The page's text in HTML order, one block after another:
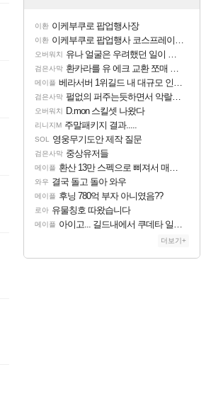
이환 이케부쿠로 팝업행사장
이환 이케부쿠로 팝업행사 코스프레이어들!!
오버워치 유나 얼굴은 우려했던 일이 벌어진 참사 같음
검은사막 환카라를 유 에크 교환 쪼매 서운함..
메이플 베라서버 1위길드 내 대규모 인원이탈종용 추정사건
검은사막 펄없의 퍼주는듯하면서 악랄한 BM 설계
오버워치 D.mon 스킬셋 나왔다
리니지M 주말패키지 결과.....
SOL 영웅무기도안 제작 질문
검은사막 중상유저들
메이플 환산 13만 스펙으로 삐져서 매주 수로 10만점 치고있으면 ㅋㅋ
와우 결국 돌고 돌아 와우
메이플 후닝 780억 부자 아니였음??
로아 유물칭호 따왔습니다
메이플 아이고... 길드내에서 쿠데타 일어났네
더보기+